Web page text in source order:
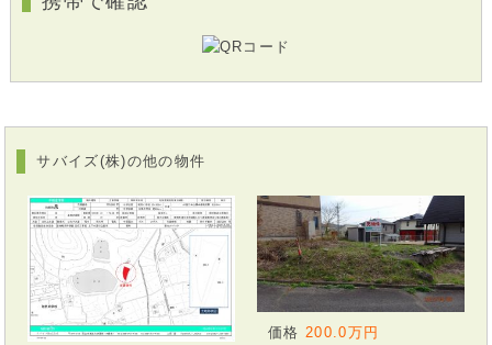
サバイズ(株)の他の物件
価格 200.0万円